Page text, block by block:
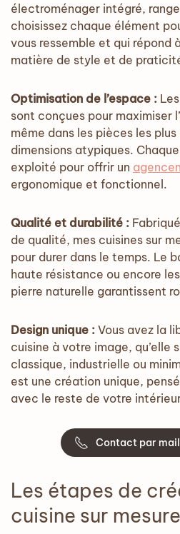
électroménager intégré,
choisissez chaque élément
vous ressemble et qui répond
matière de style et de
Optimisation de l’espace :
sont conçues pour maximiser
même dans les pièces les
dimensions atypiques.
exploité pour offrir un
ergonomique et fonctionnel.
Qualité et durabilité :
de qualité, mes cuisines sur
pour durer dans le temps. Le
haute résistance ou encore
pierre naturelle garantissent
Design unique : Vous avez la
cuisine à votre image, qu’elle
classique, industrielle ou
est une création unique,
avec le reste de votre
Contact par
Les étapes de
cuisine sur mesure